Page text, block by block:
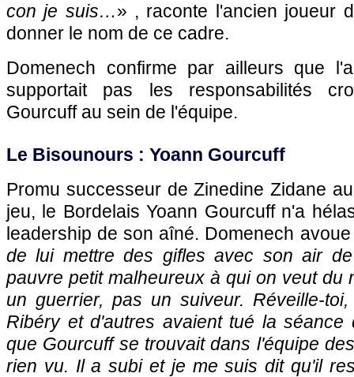
con je suis…» , raconte l'ancien joueur
donner le nom de ce cadre.
Domenech confirme par ailleurs que
supportait pas les responsabilités
Gourcuff au sein de l'équipe.
Le Bisounours : Yoann Gourcuff
Promu successeur de Zinedine Zidane
jeu, le Bordelais Yoann Gourcuff n'a
leadership de son aîné. Domenech
de lui mettre des gifles avec son air
pauvre petit malheureux à qui on veut du
un guerrier, pas un suiveur. Réveille-
Ribéry et d'autres avaient tué la séance
que Gourcuff se trouvait dans l'équipe
rien vu. Il a subi et je me suis dit qu'il